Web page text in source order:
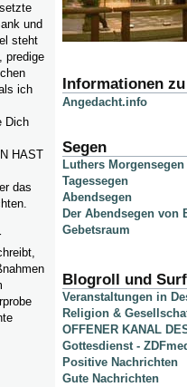
und
steht
predige
ich
Dich
HAST
das
Informationen
Angedacht.info
Segen
Luthers Morgensegen
Tagessegen
Abendsegen
Der Abendsegen von
Gebetsraum
Blogroll und
Veranstaltungen in
Religion &
OFFENER KANAL
Gottesdienst -
Positive Nachrichten
Gute Nachrichten